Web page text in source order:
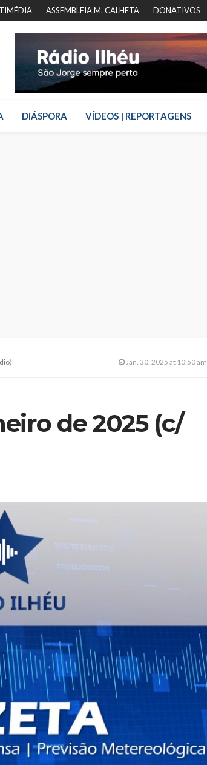
ASSEMBLEIA M. CALHETA DONATIVOS
DIÁSPORA VÍDEOS | REPORTAGENS
Jan. 30, 2025 at 10:50 am
de 2025 (c/